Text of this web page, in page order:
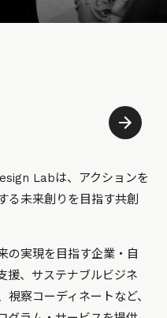
Labは、アクションを
る未来創りを目指す共創
の実現を目指す企業・自
援、サステナブルビジネ
察コーディネートなど、